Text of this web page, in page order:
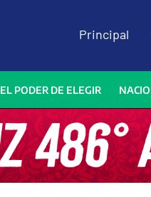
Principal
EL PODER DE ELEGIR